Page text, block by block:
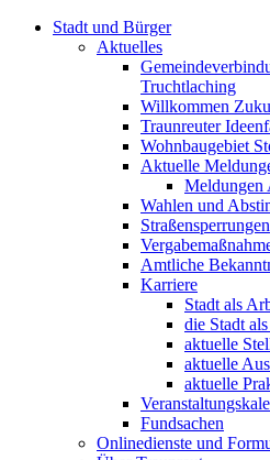
Stadt und Bürger
Aktuelles
Truchtlaching
Willkommen
Traunreuter
Wohnbaugebiet
Aktuelle
Meldungen
Wahlen und
Straßensperrungen
Amtliche
Karriere
Stadt als
die Stadt
aktuelle
aktuelle
aktuelle
Fundsachen
Onlinedienste und